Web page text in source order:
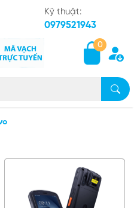
Kỹ thuật:
0979521943
0